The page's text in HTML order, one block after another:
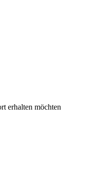
erhalten möchten